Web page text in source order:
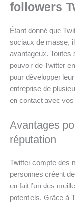
followers
Étant donné que
sociaux de masse, il
avantageux. Toutes
pouvoir de Twitter
pour développer
entreprise de
en contact avec vos
Avantages
réputation
Twitter compte des
personnes créent
en fait l’un des
potentiels. Grâce à